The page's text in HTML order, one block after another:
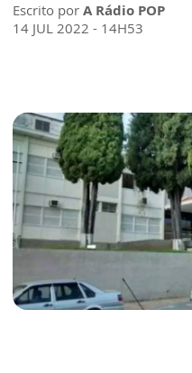
Escrito por A Rádio POP
14 JUL 2022 - 14H53